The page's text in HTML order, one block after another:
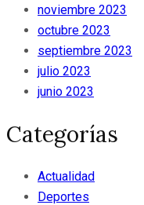
noviembre 2023
octubre 2023
septiembre 2023
julio 2023
junio 2023
Categorías
Actualidad
Deportes